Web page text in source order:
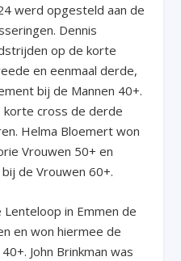
werd opgesteld aan de
Dennis
op de korte
en eenmaal derde,
bij de Mannen 40+.
korte cross de derde
Helma Bloemert won
Vrouwen 50+ en
de Vrouwen 60+.
in Emmen de
en won hiermee de
John Brinkman was